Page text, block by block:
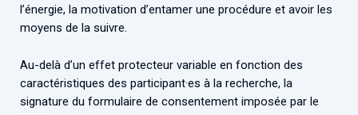
l’énergie, la motivation d’entamer une procédure et avoir les
moyens de la suivre.
Au-delà d’un effet protecteur variable en fonction des
caractéristiques des participant·es à la recherche, la
signature du formulaire de consentement imposée par le